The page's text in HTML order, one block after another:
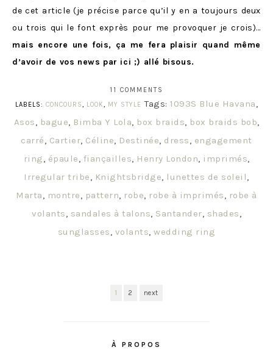
de cet article (je précise parce qu’il y en a toujours deux
ou trois qui le font exprès pour me provoquer je crois)…
mais encore une fois, ça me fera plaisir quand même
d’avoir de vos news par ici ;) allé bisous.
11 COMMENTS
LABELS: CONCOURS, LOOK, MY STYLE Tags: 1093S Blue Havana,
Asos, bague, Bimba Y Lola, box braids, box braids bob,
carré, Cartier, Céline, Destinée, dress, engagement
ring, épaule, fiançailles, Henry London, imprimés,
Irregular tribe, Knightsbridge, lunettes de soleil,
Marta, montre, pattern, robe, robe à imprimés, robe à
volants, sandales à talons, Santander, shades,
sunglasses, volants,wedding ring
1 2 next
À PROPOS